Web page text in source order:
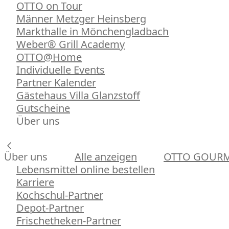
OTTO on Tour
Männer Metzger Heinsberg
Markthalle in Mönchengladbach
Weber® Grill Academy
OTTO@Home
Individuelle Events
Partner Kalender
Gästehaus Villa Glanzstoff
Gutscheine
Über uns
Über uns Alle anzeigen
OTTO
Lebensmittel online bestellen
Karriere
Kochschul-Partner
Depot-Partner
Frischetheken-Partner